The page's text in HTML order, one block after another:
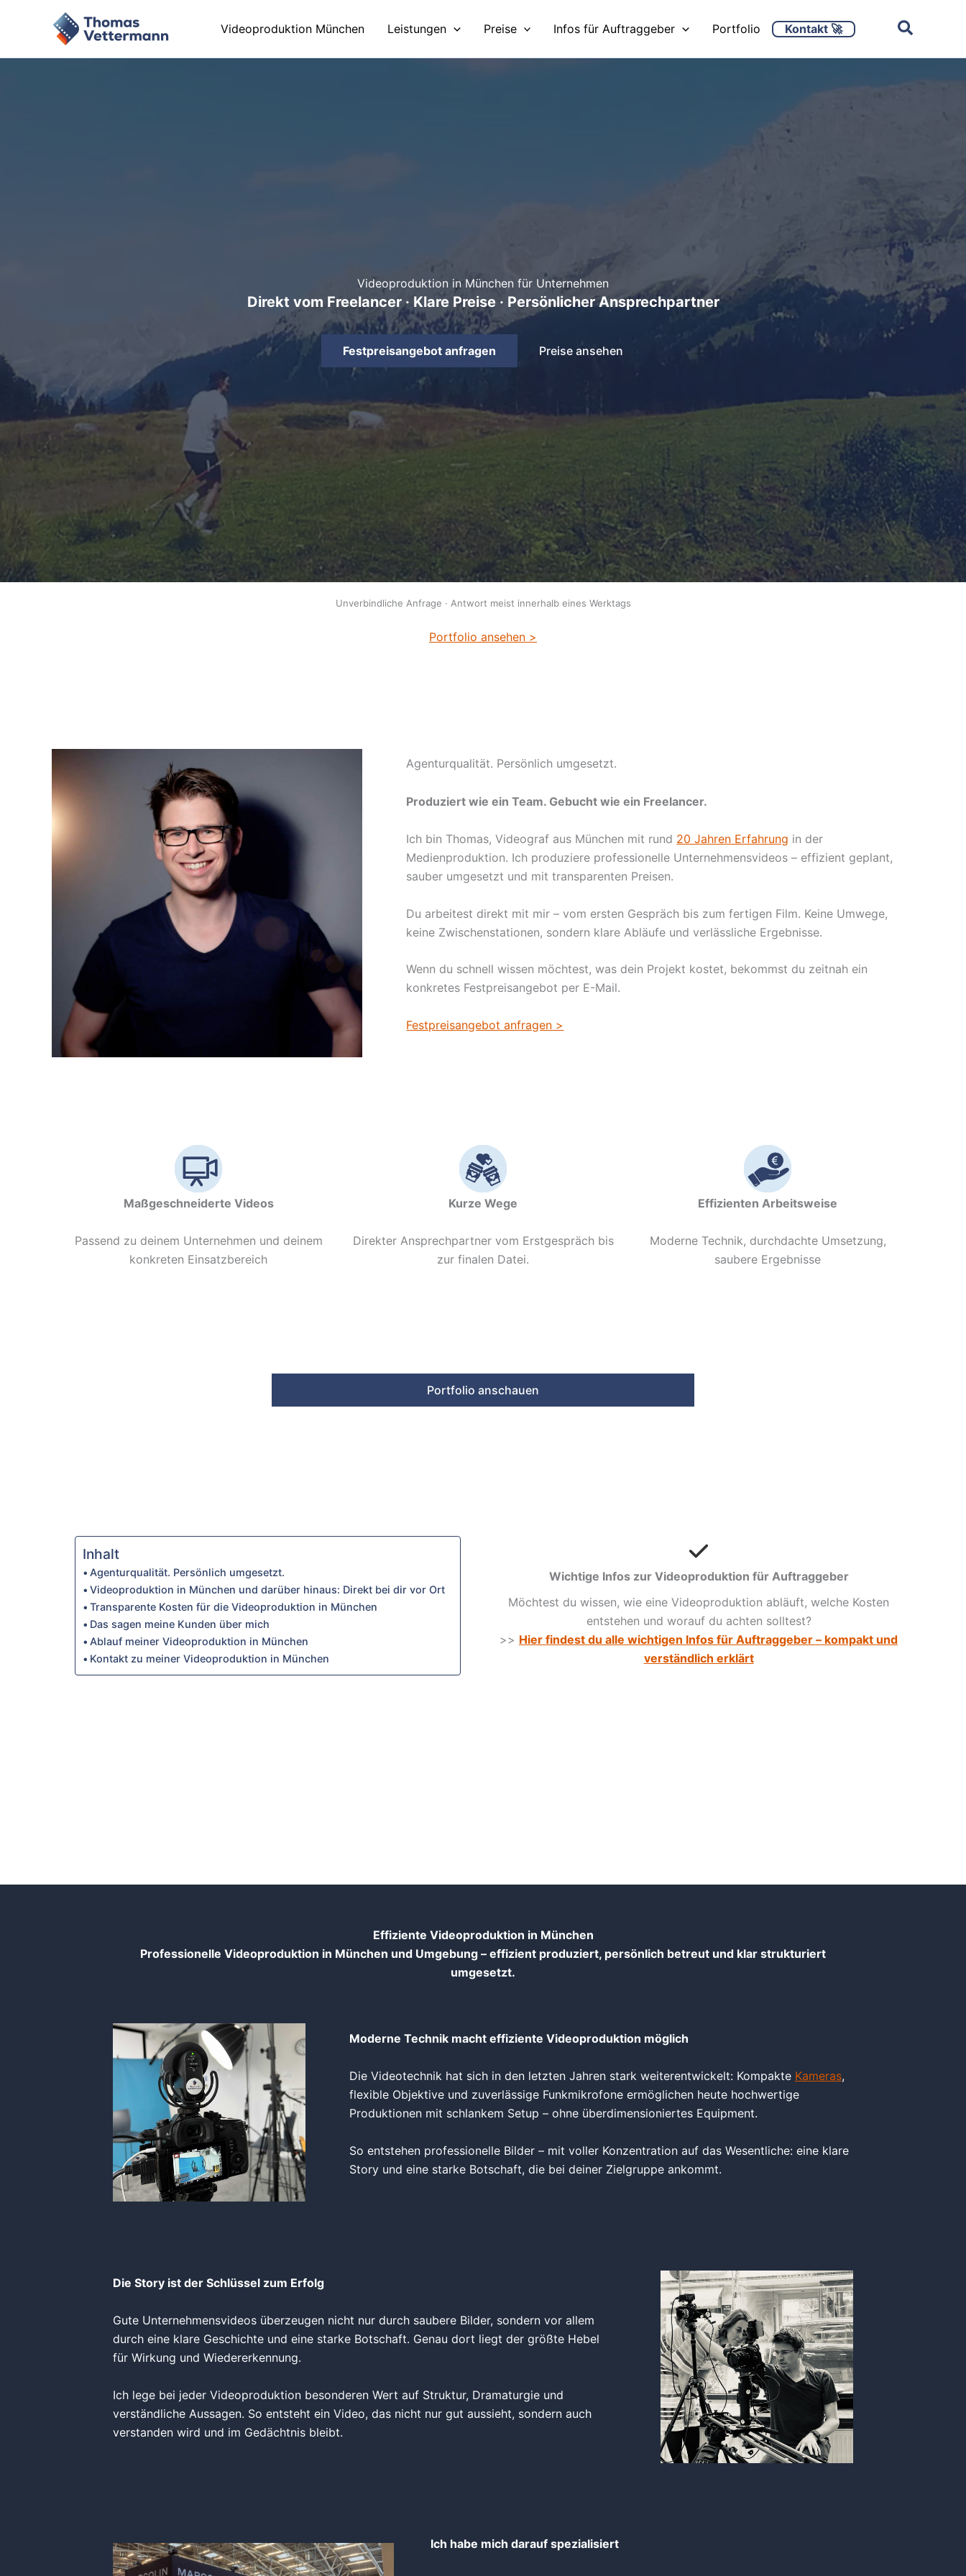
Videoproduktion München Leistungen Preise Infos für Auftraggeber Portfolio Kontakt 🚀
Videoproduktion in München für Unternehmen
Direkt vom Freelancer · Klare Preise · Persönlicher Ansprechpartner
Festpreisangebot anfragen Preise ansehen
Unverbindliche Anfrage · Antwort meist innerhalb eines Werktags
Portfolio ansehen >
Agenturqualität. Persönlich umgesetzt.
Produziert wie ein Team. Gebucht wie ein Freelancer.
Ich bin Thomas, Videograf aus München mit rund 20 Jahren Erfahrung in der
Medienproduktion. Ich produziere professionelle Unternehmensvideos – effizient geplant,
sauber umgesetzt und mit transparenten Preisen.
Du arbeitest direkt mit mir – vom ersten Gespräch bis zum fertigen Film. Keine Umwege,
keine Zwischenstationen, sondern klare Abläufe und verlässliche Ergebnisse.
Wenn du schnell wissen möchtest, was dein Projekt kostet, bekommst du zeitnah ein
konkretes Festpreisangebot per E-Mail.
Festpreisangebot anfragen >
Maßgeschneiderte Videos
Passend zu deinem Unternehmen und deinem
konkreten Einsatzbereich
Kurze Wege
Direkter Ansprechpartner vom Erstgespräch bis
zur finalen Datei.
Effizienten Arbeitsweise
Moderne Technik, durchdachte Umsetzung,
saubere Ergebnisse
Portfolio anschauen
Inhalt
Agenturqualität. Persönlich umgesetzt.
Videoproduktion in München und darüber hinaus: Direkt bei dir vor Ort
Transparente Kosten für die Videoproduktion in München
Das sagen meine Kunden über mich
Ablauf meiner Videoproduktion in München
Kontakt zu meiner Videoproduktion in München
Wichtige Infos zur Videoproduktion für Auftraggeber
Möchtest du wissen, wie eine Videoproduktion abläuft, welche Kosten
entstehen und worauf du achten solltest?
>> Hier findest du alle wichtigen Infos für Auftraggeber – kompakt und
verständlich erklärt
Effiziente Videoproduktion in München
Professionelle Videoproduktion in München und Umgebung – effizient produziert, persönlich betreut und klar strukturiert
umgesetzt.
Moderne Technik macht effiziente Videoproduktion möglich
Die Videotechnik hat sich in den letzten Jahren stark weiterentwickelt: Kompakte Kameras,
flexible Objektive und zuverlässige Funkmikrofone ermöglichen heute hochwertige
Produktionen mit schlankem Setup – ohne überdimensioniertes Equipment.
So entstehen professionelle Bilder – mit voller Konzentration auf das Wesentliche: eine klare
Story und eine starke Botschaft, die bei deiner Zielgruppe ankommt.
Die Story ist der Schlüssel zum Erfolg
Gute Unternehmensvideos überzeugen nicht nur durch saubere Bilder, sondern vor allem
durch eine klare Geschichte und eine starke Botschaft. Genau dort liegt der größte Hebel
für Wirkung und Wiedererkennung.
Ich lege bei jeder Videoproduktion besonderen Wert auf Struktur, Dramaturgie und
verständliche Aussagen. So entsteht ein Video, das nicht nur gut aussieht, sondern auch
verstanden wird und im Gedächtnis bleibt.
Ich habe mich darauf spezialisiert